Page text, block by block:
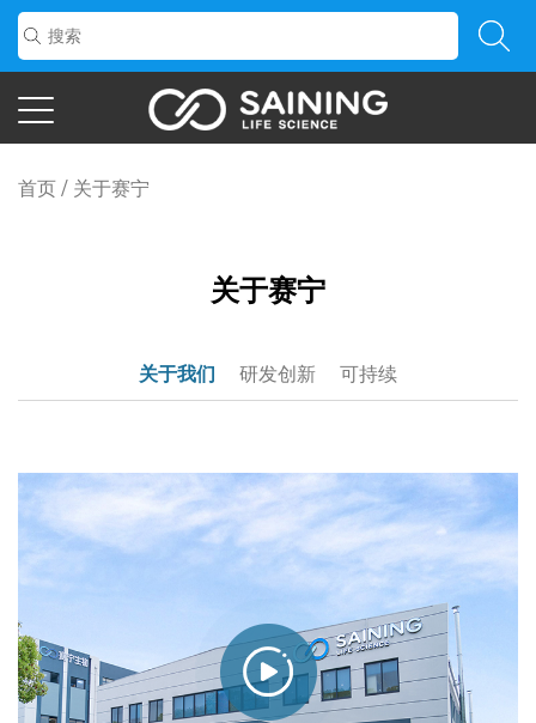
首页 / 关于赛宁
关于赛宁
关于我们 研发创新 可持续